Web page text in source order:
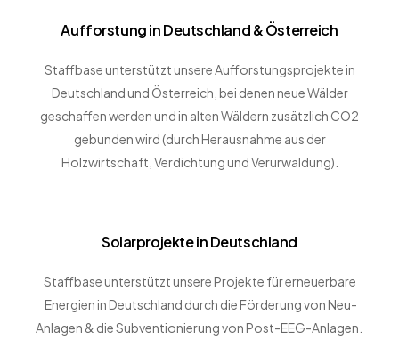
Aufforstung in Deutschland & Österreich
Staffbase unterstützt unsere Aufforstungsprojekte in
Deutschland und Österreich, bei denen neue Wälder
geschaffen werden und in alten Wäldern zusätzlich CO2
gebunden wird (durch Herausnahme aus der
Holzwirtschaft, Verdichtung und Verurwaldung).
Solarprojekte in Deutschland
Staffbase unterstützt unsere Projekte für erneuerbare
Energien in Deutschland durch die Förderung von Neu-
Anlagen & die Subventionierung von Post-EEG-Anlagen.